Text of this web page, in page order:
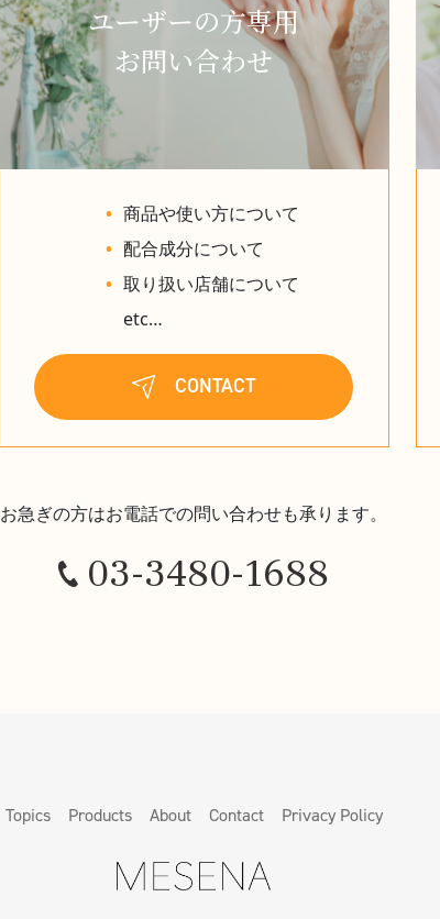
ユーザーの方専用
お問い合わせ
商品や使い方について
配合成分について
取り扱い店舗について
etc…
CONTACT
お急ぎの方はお電話での問い合わせも承ります。
03-3480-1688
Topics Products About Contact Privacy Policy